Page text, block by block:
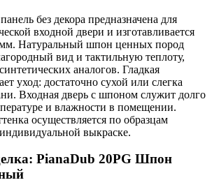
без декора предназначена для
входной двери и изготавливается
Натуральный шпон ценных пород
вид и тактильную теплоту,
аналогов. Гладкая
уход: достаточно сухой или слегка
Входная дверь с шпоном служит долго
и влажности в помещении.
осуществляется по образцам
выкраске.
PianaDub 20PG Шпон